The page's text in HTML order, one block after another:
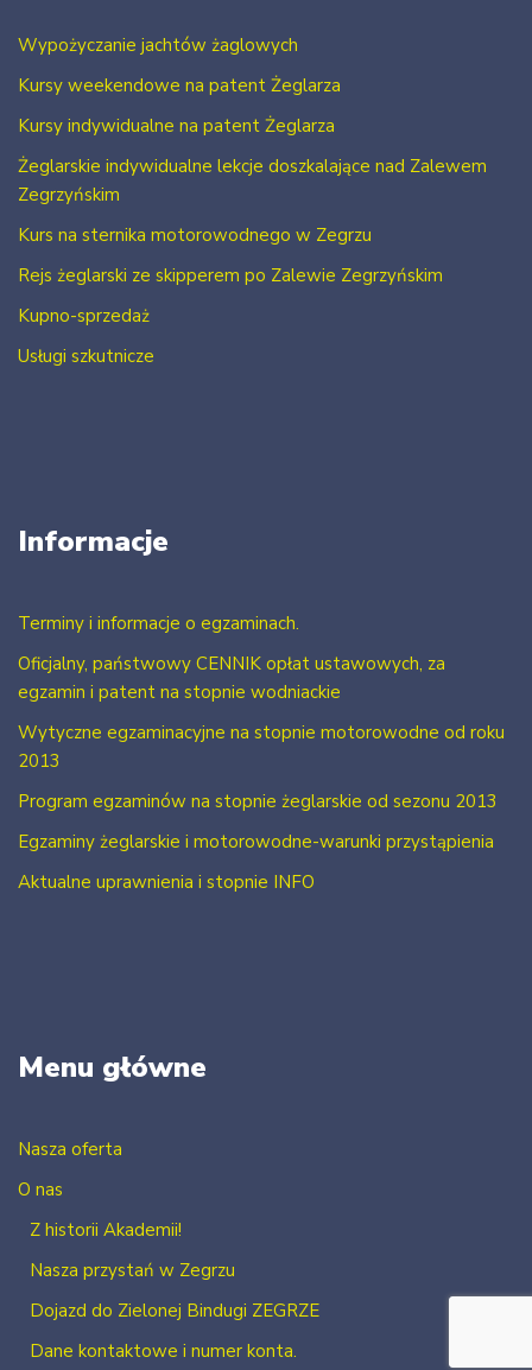
Wypożyczanie jachtów żaglowych
Kursy weekendowe na patent Żeglarza
Kursy indywidualne na patent Żeglarza
Żeglarskie indywidualne lekcje doszkalające nad Zalewem
Zegrzyńskim
Kurs na sternika motorowodnego w Zegrzu
Rejs żeglarski ze skipperem po Zalewie Zegrzyńskim
Kupno-sprzedaż
Usługi szkutnicze
Informacje
Terminy i informacje o egzaminach.
Oficjalny, państwowy CENNIK opłat ustawowych, za
egzamin i patent na stopnie wodniackie
Wytyczne egzaminacyjne na stopnie motorowodne od roku
2013
Program egzaminów na stopnie żeglarskie od sezonu 2013
Egzaminy żeglarskie i motorowodne-warunki przystąpienia
Aktualne uprawnienia i stopnie INFO
Menu główne
Nasza oferta
O nas
Z historii Akademii!
Nasza przystań w Zegrzu
Dojazd do Zielonej Bindugi ZEGRZE
Dane kontaktowe i numer konta.